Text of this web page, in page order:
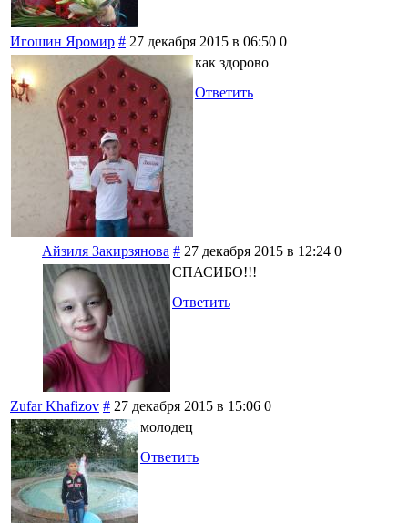
Игошин Яромир # 27 декабря 2015 в 06:50 0
как здорово
Ответить
Айзиля Закирзянова # 27 декабря 2015 в 12:24 0
СПАСИБО!!!
Ответить
Zufar Khafizov # 27 декабря 2015 в 15:06 0
молодец
Ответить